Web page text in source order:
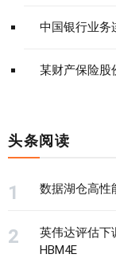
中国银行业务
某财产保险股
头条阅读
数据湖仓高性
英伟达评估下
HBM4E